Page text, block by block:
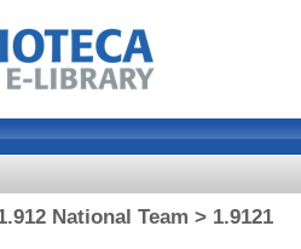
National Team > 1.9121